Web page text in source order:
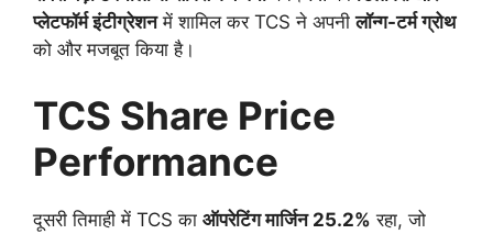
प्लेटफॉर्म इंटीग्रेशनमें शामिल कर TCS ने अपनीलॉन्ग-टर्म ग्रोथ
को और मजबूत किया है।
TCS Share Price
Performance
दूसरी तिमाही में TCS का ऑपरेटिंग मार्जिन 25.2% रहा, जो